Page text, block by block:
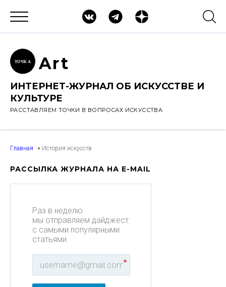
ТОЧК А Art
ИНТЕРНЕТ-ЖУРНАЛ ОБ ИСКУССТВЕ И
КУЛЬТУРЕ
РАССТАВЛЯЕМ ТОЧКИ В ВОПРОСАХ ИСКУССТВА
Главная История искусств
РАССЫЛКА ЖУРНАЛА НА E-MAIL
Раз в неделю
мы отправляем дайджест
с самыми популярными
статьями.
*